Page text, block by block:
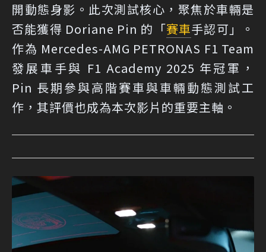
開動態身影。此次測試核心，聚焦於車輛是
否能獲得 Doriane Pin 的「賽車手認可」。
作為 Mercedes-AMG PETRONAS F1 Team
發展車手與 F1 Academy 2025 年冠軍，
Pin 長期參與高階賽車與車輛動態測試工
作，其評價也成為本次影片的重要主軸。